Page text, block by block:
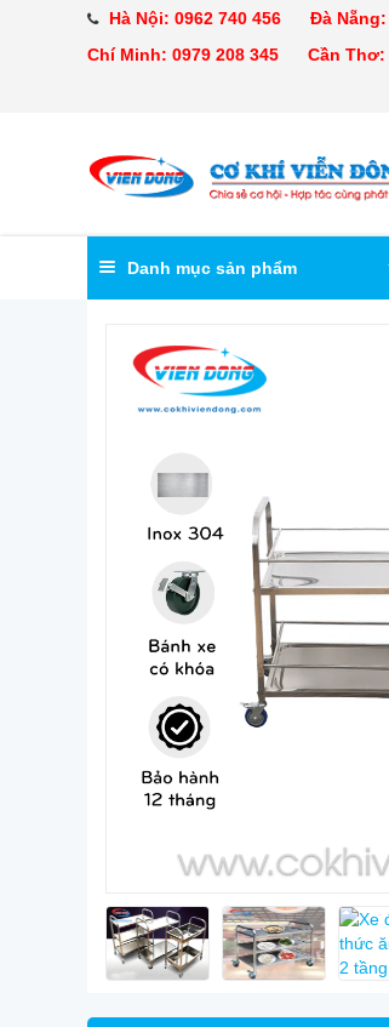
Hà Nội: 0962 740 456 Đà Nẵng:
Chí Minh: 0979 208 345 Cần Thơ:
Danh mục sản phẩm